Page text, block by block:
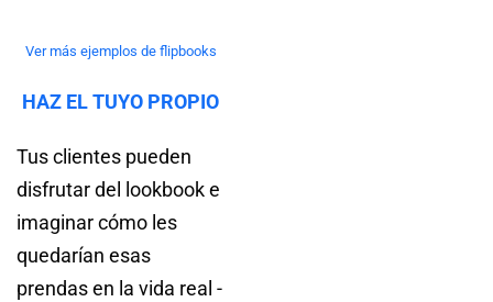
Ver más ejemplos de flipbooks
HAZ EL TUYO PROPIO
Tus clientes pueden
disfrutar del lookbook e
imaginar cómo les
quedarían esas
prendas en la vida real -